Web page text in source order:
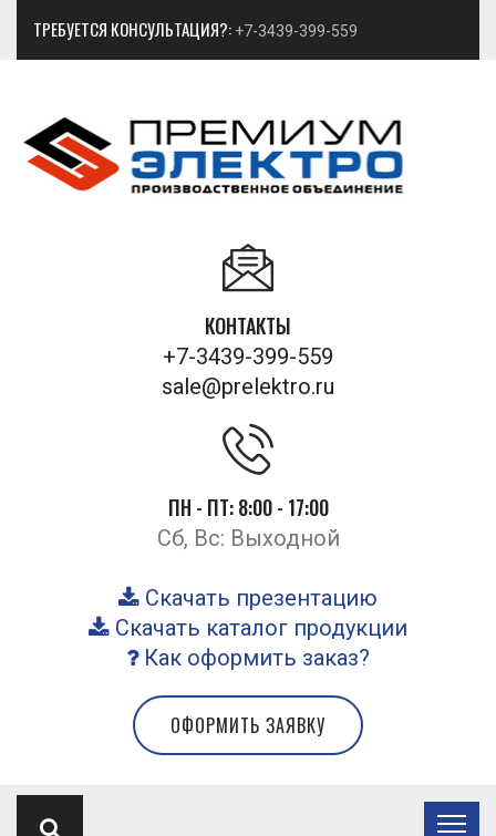
ТРЕБУЕТСЯ КОНСУЛЬТАЦИЯ?: +7-3439-399-559
КОНТАКТЫ
+7-3439-399-559
sale@prelektro.ru
ПН - ПТ: 8:00 - 17:00
Сб, Вс: Выходной
Скачать презентацию
Скачать каталог продукции
Как оформить заказ?
ОФОРМИТЬ ЗАЯВКУ